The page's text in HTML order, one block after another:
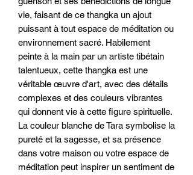
vie, faisant de ce thangka un ajout
puissant à tout espace de méditation ou
environnement sacré. Habilement
peinte à la main par un artiste tibétain
talentueux, cette thangka est une
véritable œuvre d'art, avec des détails
complexes et des couleurs vibrantes
qui donnent vie à cette figure spirituelle.
La couleur blanche de Tara symbolise la
pureté et la sagesse, et sa présence
dans votre maison ou votre espace de
méditation peut inspirer un sentiment de